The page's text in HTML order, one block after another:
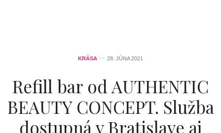
KRÁSA 28. JÚNA 2021
Refill bar od AUTHENTIC
BEAUTY CONCEPT. Služba
dostupná v Bratislave aj